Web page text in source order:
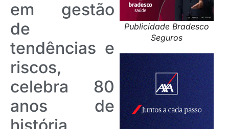
Publicidade Bradesco
Seguros
em gestão
de
tendências e
riscos,
celebra 80
anos de